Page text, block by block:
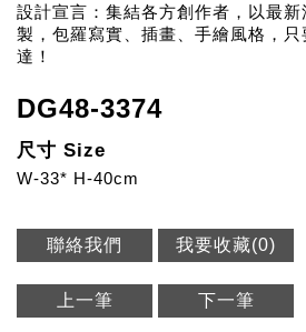
設計宣言：集結各方創作者，以最
製，包羅寫實、插畫、手繪風格，
達！
DG48-3374
尺寸 Size
W-33* H-40cm
聯絡我們 我要收藏(0)
上一筆 下一筆